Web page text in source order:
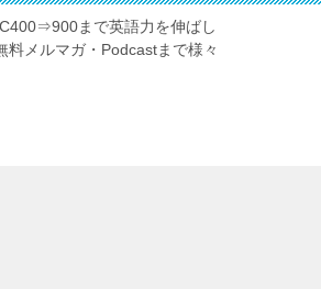
まで英語力を伸ばし
メルマガ・Podcastまで様々